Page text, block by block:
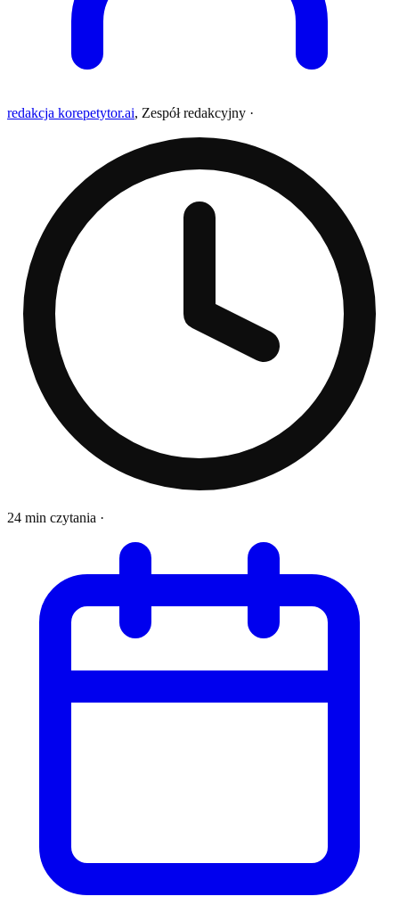
redakcja korepetytor.ai, Zespół redakcyjny ·
24 min czytania ·